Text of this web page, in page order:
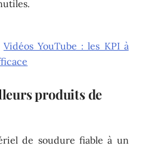
Vidéos YouTube : les KPI à
produits de
de soudure fiable à un